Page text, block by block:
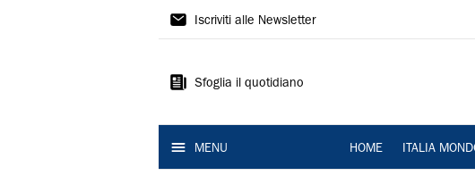
La
Ferrara
Iscriviti alle Newsletter
Sfoglia il quotidiano
MENU HOME ITALIA